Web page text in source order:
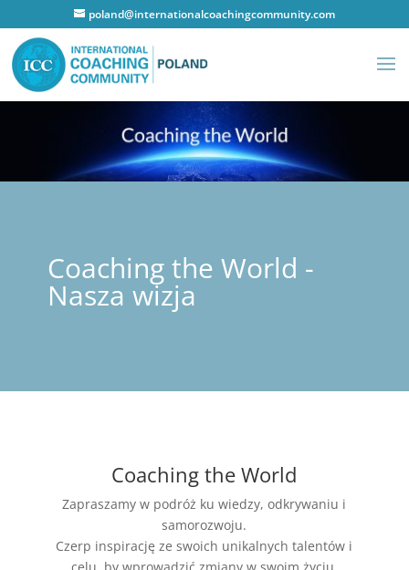
poland@internationalcoachingcommunity.com
Coaching the World -
Nasza wizja
Coaching the World
Zapraszamy w podróż ku wiedzy, odkrywaniu i
samorozwoju.
Czerp inspirację ze swoich unikalnych talentów i
celu, by wprowadzić zmiany w swoim życiu,